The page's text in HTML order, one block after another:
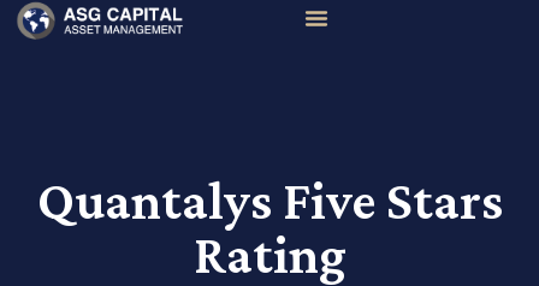
Quantalys Five Stars
Rating